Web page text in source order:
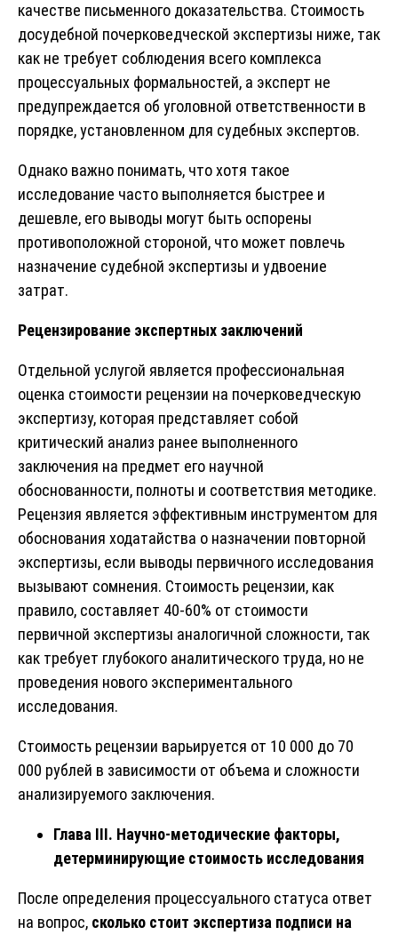
качестве письменного доказательства. Стоимость
досудебной почерковедческой экспертизы ниже, так
как не требует соблюдения всего комплекса
процессуальных формальностей, а эксперт не
предупреждается об уголовной ответственности в
порядке, установленном для судебных экспертов.
Однако важно понимать, что хотя такое
исследование часто выполняется быстрее и
дешевле, его выводы могут быть оспорены
противоположной стороной, что может повлечь
назначение судебной экспертизы и удвоение
затрат.
Рецензирование экспертных заключений
Отдельной услугой является профессиональная
оценка стоимости рецензии на почерковедческую
экспертизу, которая представляет собой
критический анализ ранее выполненного
заключения на предмет его научной
обоснованности, полноты и соответствия методике.
Рецензия является эффективным инструментом для
обоснования ходатайства о назначении повторной
экспертизы, если выводы первичного исследования
вызывают сомнения. Стоимость рецензии, как
правило, составляет 40-60% от стоимости
первичной экспертизы аналогичной сложности, так
как требует глубокого аналитического труда, но не
проведения нового экспериментального
исследования.
Стоимость рецензии варьируется от 10 000 до 70
000 рублей в зависимости от объема и сложности
анализируемого заключения.
Глава III. Научно-методические факторы,
детерминирующие стоимость исследования
После определения процессуального статуса ответ
на вопрос, сколько стоит экспертиза подписи на